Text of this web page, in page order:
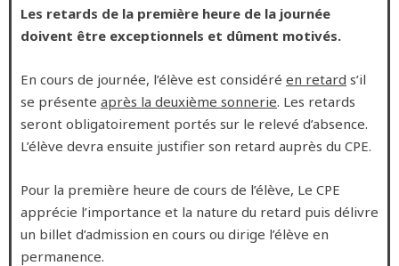
Les retards de la première heure de la journée
doivent être exceptionnels et dûment motivés.
En cours de journée, l’élève est considéré en retard s’il
se présente après la deuxième sonnerie. Les retards
seront obligatoirement portés sur le relevé d’absence.
L’élève devra ensuite justifier son retard auprès du CPE.
Pour la première heure de cours de l’élève, Le CPE
apprécie l’importance et la nature du retard puis délivre
un billet d’admission en cours ou dirige l’élève en
permanence.